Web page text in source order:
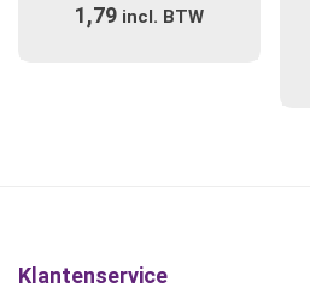
1,79 incl. BTW
Klantenservice